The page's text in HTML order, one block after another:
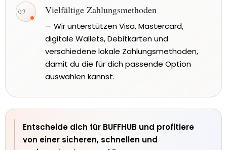
Vielfältige Zahlungsmethoden
— Wir unterstützen Visa, Mastercard,
digitale Wallets, Debitkarten und
verschiedene lokale Zahlungsmethoden,
damit du die für dich passende Option
auswählen kannst.
Entscheide dich für BUFFHUB und profitiere
von einer sicheren, schnellen und